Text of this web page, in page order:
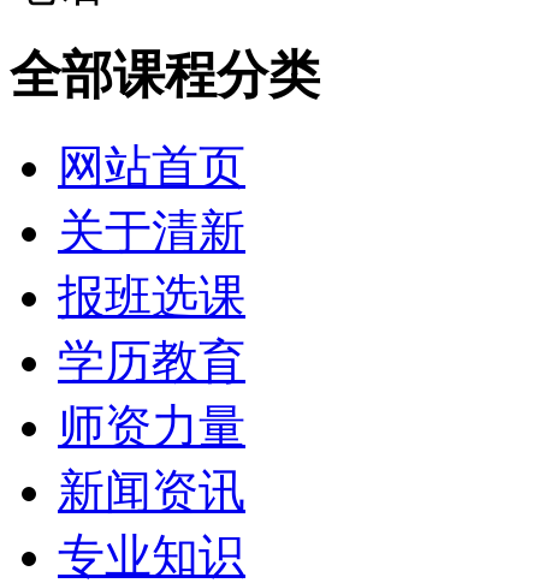
全部课程分类
网站首页
关于清新
报班选课
学历教育
师资力量
新闻资讯
专业知识